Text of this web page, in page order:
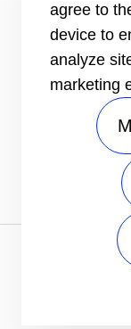
Contatti
Indice di
Informativa
agree to
device to
analyze
marketing